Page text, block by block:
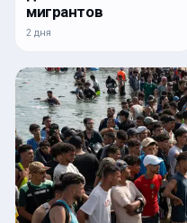
мигрантов
2 дня